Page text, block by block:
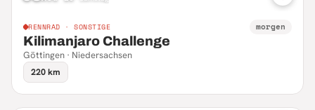
RENNRAD · SONSTIGE morgen
Kilimanjaro Challenge
Göttingen · Niedersachsen
220 km